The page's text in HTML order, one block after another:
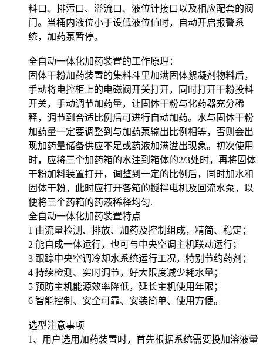
料口、排污口、溢流口、液位计接口以及相应配套的阀
门。当桶内液位小于设低液位值时，自动开启报警系
统，加药泵暂停。
全自动一体化加药装置的工作原理：
固体干粉加药装置的集料斗里加满固体絮凝剂物料后，
手动将电控柜上的电磁阀开关打开，同时打开干粉投料
开关，手动调节加药量，让固体干粉与化药器充分稀
释，调节到合适比例后可进行自动加药。水与固体干粉
加药量一定要调整到与加药泵输出比例相等，否则会出
现加药量储备供应不足或药液加满溢出现象。初次使用
时，应将三个加药箱的水注到箱体的2/3处时，再将固体
干粉加料装置打开，调整到一定的比例后，同时加水和
固体干粉，此时应打开各箱的搅拌电机及回流水泵，以
便将三个药箱的药液稀释均匀.
全自动一体化加药装置特点
1 由流量检测、排放、加药及控制组成，精简、稳定；
2 能自成一体运行，也可与中央空调主机联动运行；
3 跟踪中央空调冷却水系统运行工况，特别节约药剂；
4 持续检测、实时调节，好大限度减少耗水量；
5 预防主机能源效率降低，延长主机使用年限；
6 智能控制、安全可靠、安装简单、使用方便。
选型注意事项
1、用户选用加药装置时，首先根据系统需要投加溶液量